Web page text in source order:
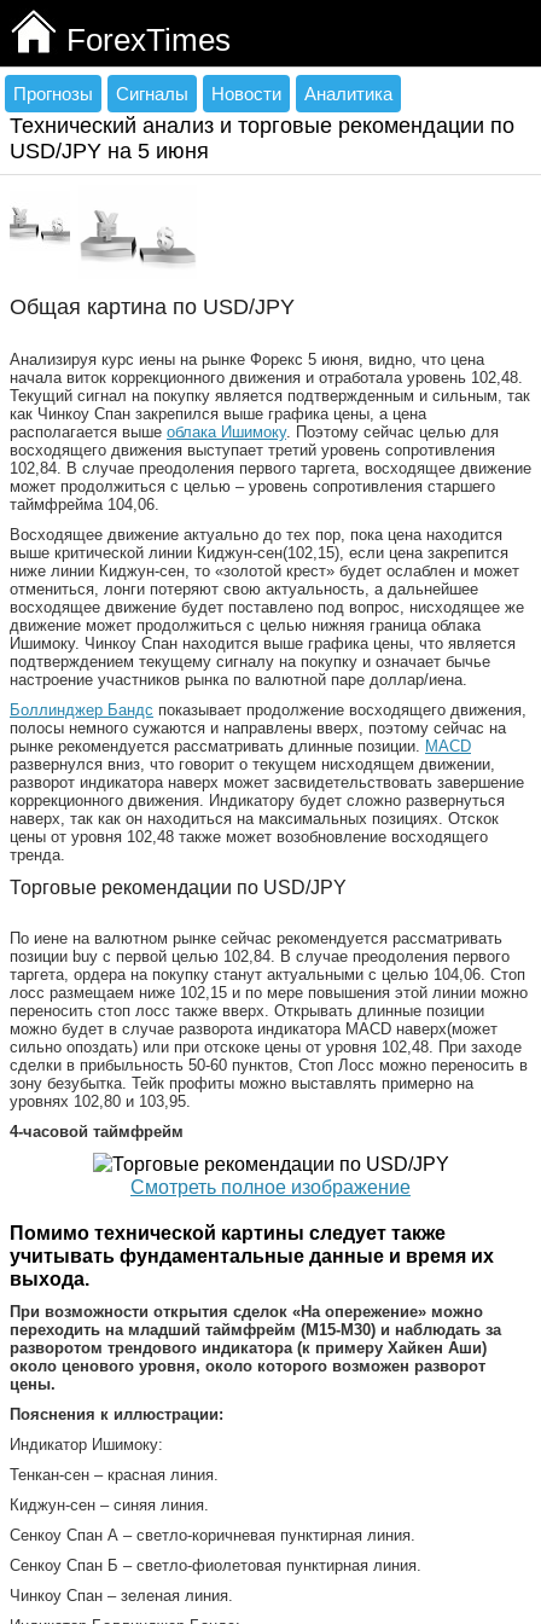
ForexTimes
Прогнозы Сигналы Новости Аналитика
Технический анализ и торговые рекомендации по
USD/JPY на 5 июня
Общая картина по USD/JPY
Анализируя курс иены на рынке Форекс 5 июня, видно, что цена
начала виток коррекционного движения и отработала уровень 102,48.
Текущий сигнал на покупку является подтвержденным и сильным, так
как Чинкоу Спан закрепился выше графика цены, а цена
располагается выше облака Ишимоку. Поэтому сейчас целью для
восходящего движения выступает третий уровень сопротивления
102,84. В случае преодоления первого таргета, восходящее движение
может продолжиться с целью – уровень сопротивления старшего
таймфрейма 104,06.
Восходящее движение актуально до тех пор, пока цена находится
выше критической линии Киджун-сен(102,15), если цена закрепится
ниже линии Киджун-сен, то «золотой крест» будет ослаблен и может
отмениться, лонги потеряют свою актуальность, а дальнейшее
восходящее движение будет поставлено под вопрос, нисходящее же
движение может продолжиться с целью нижняя граница облака
Ишимоку. Чинкоу Спан находится выше графика цены, что является
подтверждением текущему сигналу на покупку и означает бычье
настроение участников рынка по валютной паре доллар/иена.
Боллинджер Бандс показывает продолжение восходящего движения,
полосы немного сужаются и направлены вверх, поэтому сейчас на
рынке рекомендуется рассматривать длинные позиции. MACD
развернулся вниз, что говорит о текущем нисходящем движении,
разворот индикатора наверх может засвидетельствовать завершение
коррекционного движения. Индикатору будет сложно развернуться
наверх, так как он находиться на максимальных позициях. Отскок
цены от уровня 102,48 также может возобновление восходящего
тренда.
Торговые рекомендации по USD/JPY
По иене на валютном рынке сейчас рекомендуется рассматривать
позиции buy с первой целью 102,84. В случае преодоления первого
таргета, ордера на покупку станут актуальными с целью 104,06. Стоп
лосс размещаем ниже 102,15 и по мере повышения этой линии можно
переносить стоп лосс также вверх. Открывать длинные позиции
можно будет в случае разворота индикатора MACD наверх(может
сильно опоздать) или при отскоке цены от уровня 102,48. При заходе
сделки в прибыльность 50-60 пунктов, Стоп Лосс можно переносить в
зону безубытка. Тейк профиты можно выставлять примерно на
уровнях 102,80 и 103,95.
4-часовой таймфрейм
Смотреть полное изображение
Помимо технической картины следует также
учитывать фундаментальные данные и время их
выхода.
При возможности открытия сделок «На опережение» можно
переходить на младший таймфрейм (M15-M30) и наблюдать за
разворотом трендового индикатора (к примеру Хайкен Аши)
около ценового уровня, около которого возможен разворот
цены.
Пояснения к иллюстрации:
Индикатор Ишимоку:
Тенкан-сен – красная линия.
Киджун-сен – синяя линия.
Сенкоу Спан А – светло-коричневая пунктирная линия.
Сенкоу Спан Б – светло-фиолетовая пунктирная линия.
Чинкоу Спан – зеленая линия.